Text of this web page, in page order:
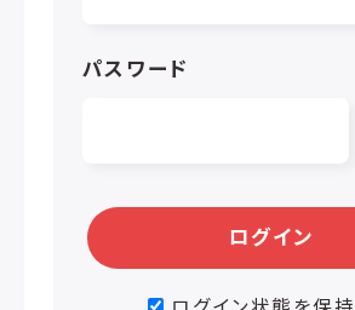
パスワード
ログイン